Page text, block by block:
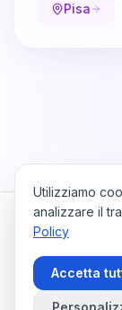
Pisa
HomeViaggi
©
Utilizziamo
analizzare il
Policy
Accetta